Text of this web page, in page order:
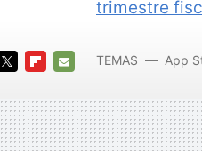
trimestre
MAIL
TEMAS App